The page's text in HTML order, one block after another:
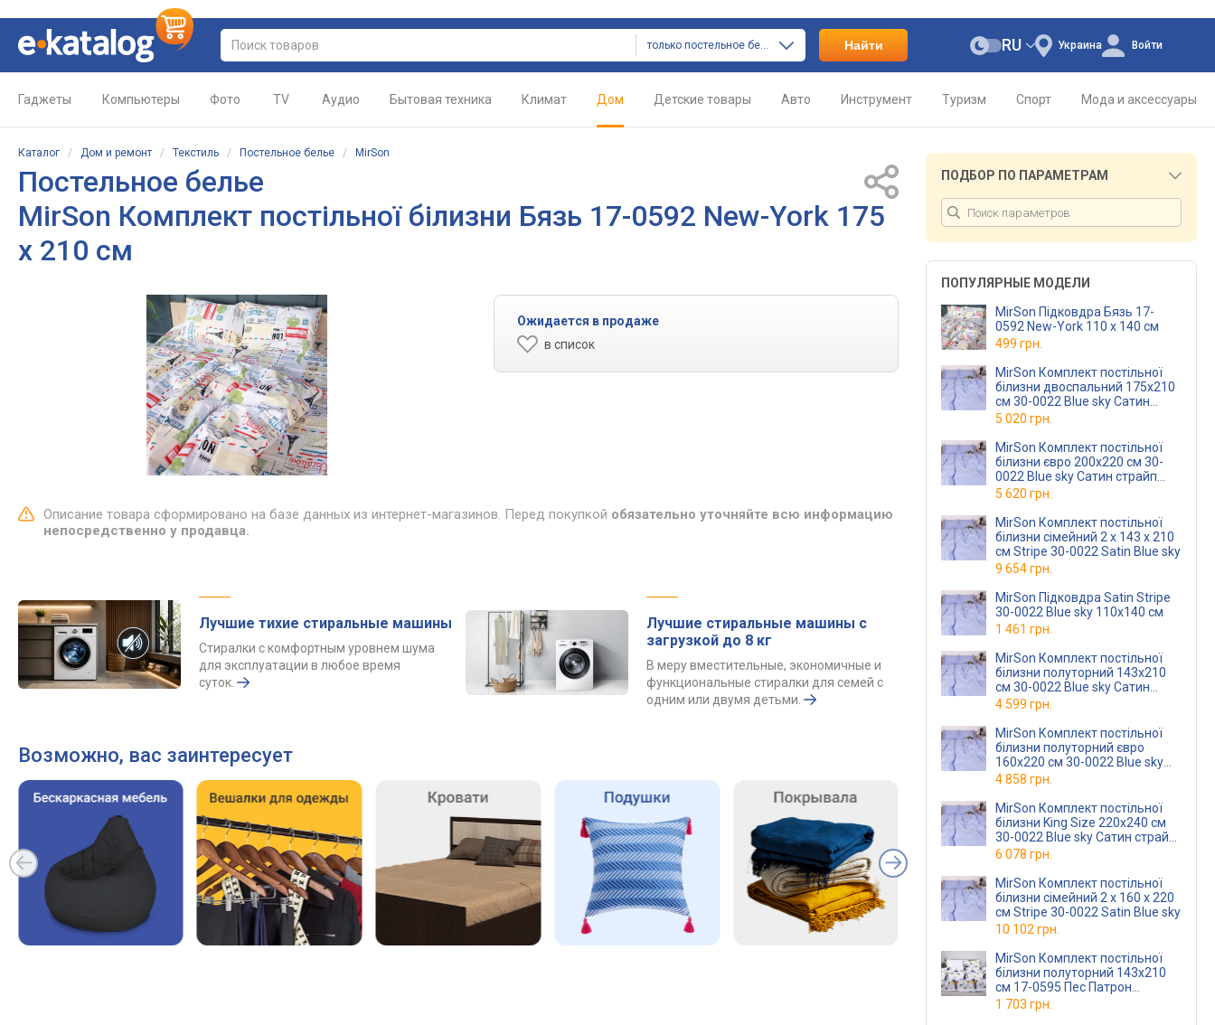
только постельное белье Найти Украина
RU Войти
Гаджеты Компьютеры Фото TV Аудио Бытовая техника Климат Дом Детские товары Авто Инструмент Туризм Спорт Мода и аксессуары
Каталог / Дом и ремонт / Текстиль / Постельное белье / MirSon
Постельное белье
MirSon Комплект постільної білизни Бязь 17-0592 New-York 175
x 210 см
Ожидается в продаже
в список
Описание товара сформировано на базе данных из интернет-магазинов. Перед покупкой обязательно уточняйте всю информацию
непосредственно у продавца.
Лучшие тихие стиральные машины
Стиралки с комфортным уровнем шума
для эксплуатации в любое время
суток.
Лучшие стиральные машины с
загрузкой до 8 кг
В меру вместительные, экономичные и
функциональные стиралки для семей с
одним или двумя детьми.
Возможно, вас заинтересует
ПОДБОР ПО ПАРАМЕТРАМ
ПОПУЛЯРНЫЕ МОДЕЛИ
MirSon Підковдра Бязь 17-
0592 New-York 110 x 140 см
499 грн.
MirSon Комплект постільної
білизни двоспальний 175x210
см 30-0022 Blue sky Сатин
страйп(2200010169690)
5 020 грн.
MirSon Комплект постільної
білизни євро 200x220 см 30-
0022 Blue sky Сатин страйп
(2200010169997)
5 620 грн.
MirSon Комплект постільної
білизни сімейний 2 x 143 x 210
см Stripe 30-0022 Satin Blue sky
9 654 грн.
MirSon Підковдра Satin Stripe
30-0022 Blue sky 110х140 см
1 461 грн.
MirSon Комплект постільної
білизни полуторний 143x210
см 30-0022 Blue sky Сатин
страйп(2200010169515)
4 599 грн.
MirSon Комплект постільної
білизни полуторний євро
160x220 см 30-0022 Blue sky
Сатин страйп
4 858 грн.
MirSon Комплект постільної
білизни King Size 220x240 см
30-0022 Blue sky Сатин страйп
(2200010169294)
6 078 грн.
MirSon Комплект постільної
білизни сімейний 2 x 160 x 220
см Stripe 30-0022 Satin Blue sky
10 102 грн.
MirSon Комплект постільної
білизни полуторний 143х210
см 17-0595 Пес Патрон
Ranforce Elite
1 703 грн.